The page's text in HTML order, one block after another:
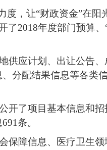
，让“财政资金”在阳
2018年度部门预算
应计划、出让公告
分配结果信息等各类
了项目基本信息和招
条。
障信息、医疗卫生领